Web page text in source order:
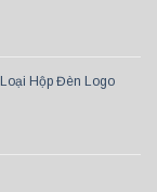
Hộp Đèn Logo